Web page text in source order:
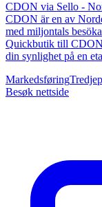
CDON via Sello -
CDON är en av
med miljontals
Quickbutik till CDON
din synlighet på en
Markedsføring
Besøk nettside